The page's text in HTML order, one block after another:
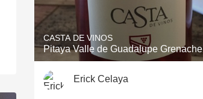
CASTA DE VINOS
Pitaya Valle de Guadalupe Grenache
Erick Celaya